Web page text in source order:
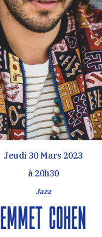
Jeudi 30 Mars 2023
à 20h30
Jazz
Emmet Cohen